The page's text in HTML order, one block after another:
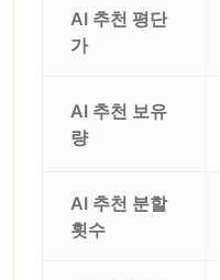
AI 추천 평단
가
AI 추천 보유
량
AI 추천 분할
횟수